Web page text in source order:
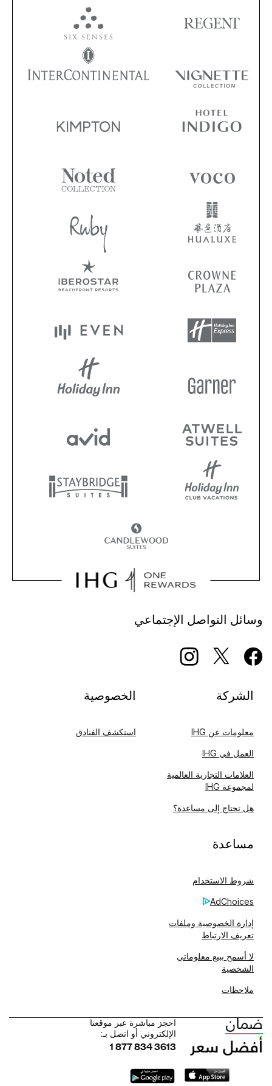
وسائل التواصل الإجتماعي
الشركة
معلومات عن IHG
العمل في IHG
العلامات التجارية العالمية
لمجموعة IHG
هل تحتاج إلى مساعدة؟
الخصوصية
استكشف الفنادق
مساعدة
شروط الاستخدام
AdChoices
إدارة الخصوصية وملفات
تعريف الارتباط
لا أسمح ببيع معلوماتي
الشخصية
ملاحظات
احجز مباشرة عبر موقعنا
الإلكتروني أو اتصل بـ:
1 877 834 3613